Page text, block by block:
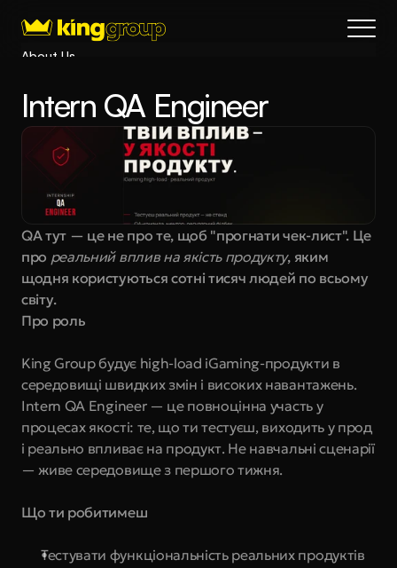
About Us
Services
Process
Coming Soon
Legal
404
Book a call
Intern QA Engineer
QA тут — це не про те, щоб "прогнати чек-лист". Це
про реальний вплив на якість продукту, яким
щодня користуються сотні тисяч людей по всьому
світу.
Про роль
King Group будує high-load iGaming-продукти в
середовищі швидких змін і високих навантажень.
Intern QA Engineer — це повноцінна участь у
процесах якості: те, що ти тестуєш, виходить у прод
і реально впливає на продукт. Не навчальні сценарії
— живе середовище з першого тижня.
Що ти робитимеш
Тестувати функціональність реальних продуктів